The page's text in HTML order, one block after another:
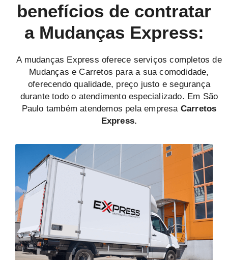
benefícios de contratar
a Mudanças Express:
A mudanças Express oferece serviços completos de
Mudanças e Carretos para a sua comodidade,
oferecendo qualidade, preço justo e segurança
durante todo o atendimento especializado. Em São
Paulo também atendemos pela empresa Carretos
Express.